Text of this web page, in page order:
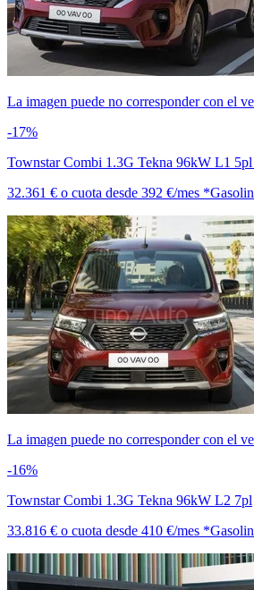
La imagen puede no corresponder con el
-17%
Townstar Combi 1.3G Tekna 96kW L1
32.361 € o cuota desde 392 €/mes *
La imagen puede no corresponder con el
-16%
Townstar Combi 1.3G Tekna 96kW L2 7pl
33.816 € o cuota desde 410 €/mes *